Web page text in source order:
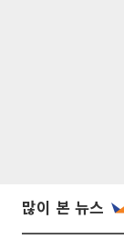
많이 본 뉴스